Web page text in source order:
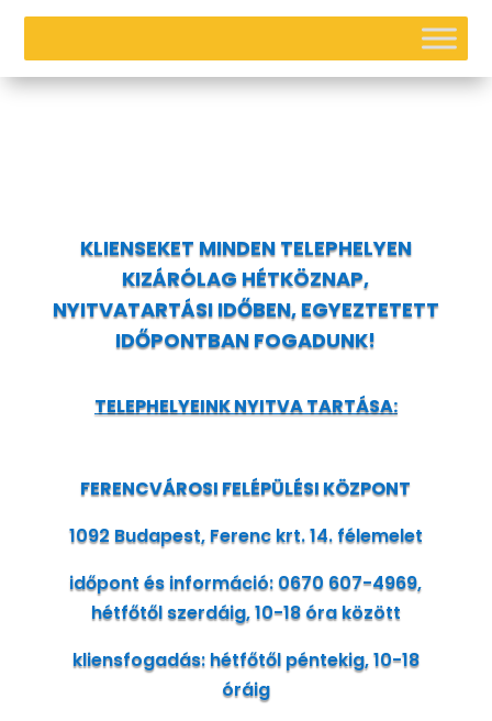
KLIENSEKET MINDEN TELEPHELYEN
KIZÁRÓLAG HÉTKÖZNAP,
NYITVATARTÁSI IDŐBEN, EGYEZTETETT
IDŐPONTBAN FOGADUNK!
TELEPHELYEINK NYITVA TARTÁSA:
FERENCVÁROSI FELÉPÜLÉSI KÖZPONT
1092 Budapest, Ferenc krt. 14. félemelet
időpont és információ: 0670 607-4969,
hétfőtől szerdáig, 10-18 óra között
kliensfogadás: hétfőtől péntekig, 10-18
óráig